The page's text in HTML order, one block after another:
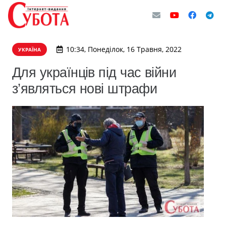
УКРАЇНА 10:34, Понеділок, 16 Травня, 2022
Для українців під час війни
з’являться нові штрафи